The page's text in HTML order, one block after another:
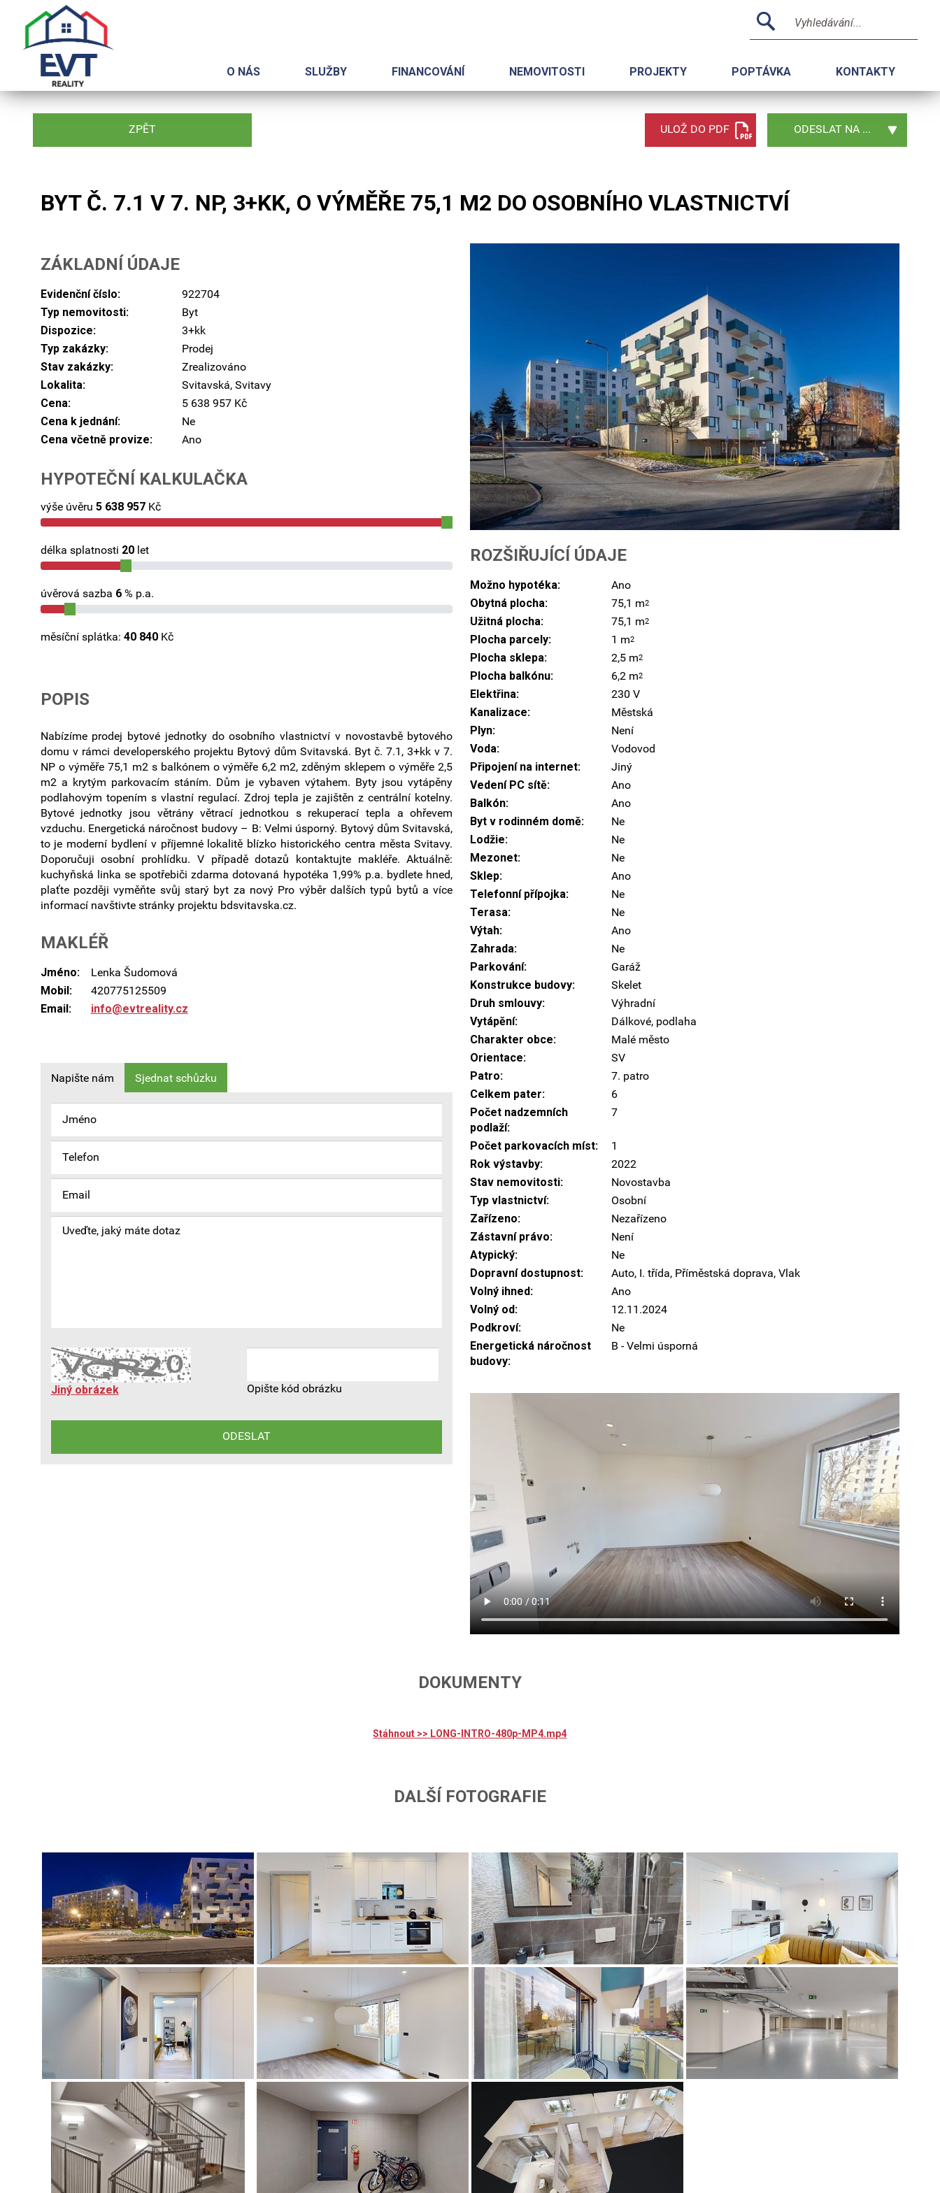
O NÁS SLUŽBY FINANCOVÁNÍ NEMOVITOSTI PROJEKTY POPTÁVKA KONTAKTY
ZPĚT ULOŽ DO PDF ODESLAT NA ...
BYT Č. 7.1 V 7. NP, 3+KK, O VÝMĚŘE 75,1 M2 DO OSOBNÍHO VLASTNICTVÍ
ZÁKLADNÍ ÚDAJE
Evidenční číslo:
922704
Typ nemovitosti:
Byt
Dispozice:
3+kk
Typ zakázky:
Prodej
Stav zakázky:
Zrealizováno
Lokalita:
Svitavská, Svitavy
Cena:
5 638 957 Kč
Cena k jednání:
Ne
Cena včetně provize:
Ano
HYPOTEČNÍ KALKULAČKA
výše úvěru 5 638 957 Kč
délka splatnosti 20 let
úvěrová sazba 6 % p.a.
měsíční splátka: 40 840Kč
POPIS
Nabízíme prodej bytové jednotky do osobního vlastnictví v novostavbě bytového
domu v rámci developerského projektu Bytový dům Svitavská. Byt č. 7.1, 3+kk v 7.
NP o výměře 75,1 m2 s balkónem o výměře 6,2 m2, zděným sklepem o výměře 2,5
m2 a krytým parkovacím stáním. Dům je vybaven výtahem. Byty jsou vytápěny
podlahovým topením s vlastní regulací. Zdroj tepla je zajištěn z centrální kotelny.
Bytové jednotky jsou větrány větrací jednotkou s rekuperací tepla a ohřevem
vzduchu. Energetická náročnost budovy – B: Velmi úsporný. Bytový dům Svitavská,
to je moderní bydlení v příjemné lokalitě blízko historického centra města Svitavy.
Doporučuji osobní prohlídku. V případě dotazů kontaktujte makléře. Aktuálně:
kuchyňská linka se spotřebiči zdarma dotovaná hypotéka 1,99% p.a. bydlete hned,
plaťte později vyměňte svůj starý byt za nový Pro výběr dalších typů bytů a více
informací navštivte stránky projektu bdsvitavska.cz.
MAKLÉŘ
Jméno:
Lenka Šudomová
Mobil:
420775125509
Email:
info@evtreality.cz
Napište nám Sjednat schůzku
Jiný obrázek Opište kód obrázku
ODESLAT
ROZŠIŘUJÍCÍ ÚDAJE
Možno hypotéka:
Ano
Obytná plocha:
75,1 m2
Užitná plocha: 75,1 m2
Plocha parcely: 1 m2
Plocha sklepa: 2,5 m2
Plocha balkónu: 6,2 m2
Elektřina:
230 V
Kanalizace:
Městská
Plyn:
Není
Voda:
Vodovod
Připojení na internet:
Jiný
Vedení PC sítě:
Ano
Balkón:
Ano
Byt v rodinném domě:
Ne
Lodžie:
Ne
Mezonet:
Ne
Sklep:
Ano
Telefonní přípojka:
Ne
Terasa:
Ne
Výtah:
Ano
Zahrada:
Ne
Parkování:
Garáž
Konstrukce budovy:
Skelet
Druh smlouvy:
Výhradní
Vytápění:
Dálkové, podlaha
Charakter obce:
Malé město
Orientace:
SV
Patro:
7. patro
Celkem pater:
6
Počet nadzemních
podlaží:
7
Počet parkovacích míst:
1
Rok výstavby:
2022
Stav nemovitosti:
Novostavba
Typ vlastnictví:
Osobní
Zařízeno:
Nezařízeno
Zástavní právo:
Není
Atypický:
Ne
Dopravní dostupnost:
Auto, I. třída, Příměstská doprava, Vlak
Volný ihned:
Ano
Volný od:
12.11.2024
Podkroví:
Ne
Energetická náročnost
budovy:
B - Velmi úsporná
DOKUMENTY
Stáhnout >> LONG-INTRO-480p-MP4.mp4
DALŠÍ FOTOGRAFIE